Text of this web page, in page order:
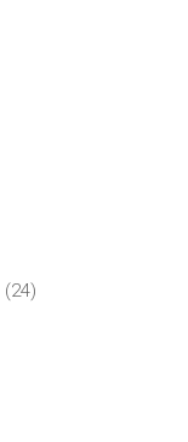
(24)